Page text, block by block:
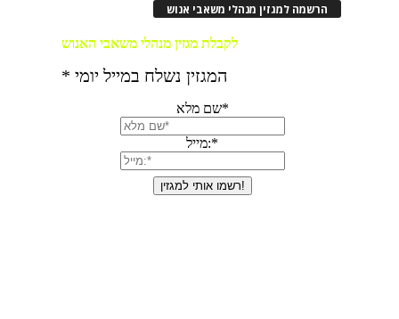
הרשמה למגזין מנהלי משאבי אנוש